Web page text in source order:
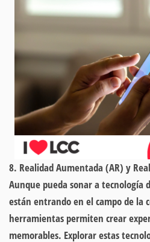
8. Realidad Aumentada (AR) y
Aunque pueda sonar a tecnología
están entrando en el campo de la
herramientas permiten crear
memorables. Explorar estas